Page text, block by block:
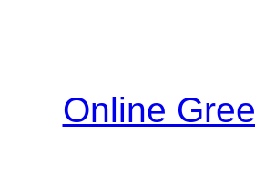
Online